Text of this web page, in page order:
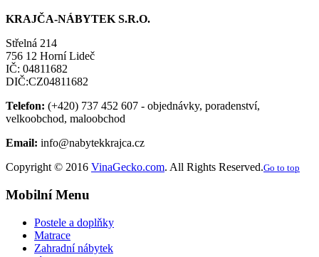
KRAJČA-NÁBYTEK S.R.O.
Střelná 214
756 12 Horní Lideč
IČ: 04811682
DIČ:CZ04811682
Telefon: (+420) 737 452 607 - objednávky, poradenství,
velkoobchod, maloobchod
Email: info@nabytekkrajca.cz
Copyright © 2016 VinaGecko.com. All Rights Reserved.Go to top
Mobilní Menu
Postele a doplňky
Matrace
Zahradní nábytek